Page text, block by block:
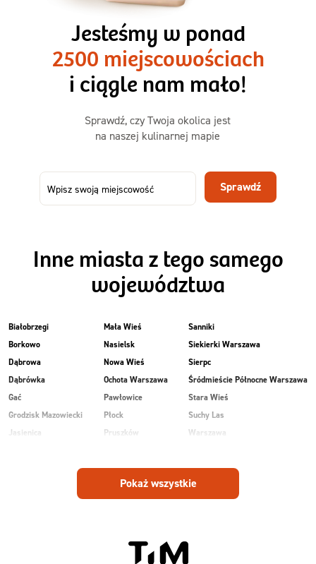
1500kcal - 2250kcal
3 sycące posiłki o większej objętości. Mniej dań,
ta sama wygoda!
50,31 zł
73,99
-32%
Menu
Jesteśmy w ponad
2500 miejscowościach
i ciągle nam mało!
Sprawdź, czy Twoja okolica jest
na naszej kulinarnej mapie
Sprawdź
Inne miasta z tego samego
województwa
Białobrzegi
Borkowo
Dąbrowa
Dąbrówka
Gać
Grodzisk Mazowiecki
Jasienica
Mała Wieś
Nasielsk
Nowa Wieś
Ochota Warszawa
Pawłowice
Płock
Pruszków
Radom
Ruda
Sanniki
Siekierki Warszawa
Sierpc
Śródmieście Północne Warszawa
Stara Wieś
Suchy Las
Warszawa
Wesoła
Zalesie
Pokaż wszystkie